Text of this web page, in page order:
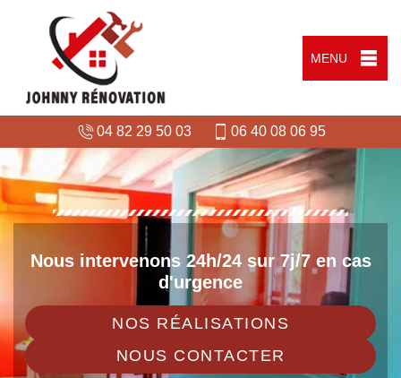
MENU
04 82 29 50 03 06 40 08 06 95
Nous intervenons 24h/24 sur 7j/7 en cas
d'urgence
NOS RÉALISATIONS
NOUS CONTACTER